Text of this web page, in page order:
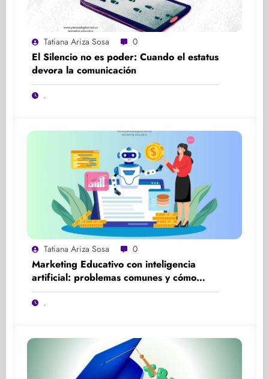
Tatiana Ariza Sosa 0
El Silencio no es poder: Cuando el estatus
devora la comunicación
.
Tatiana Ariza Sosa 0
Marketing Educativo con inteligencia
artificial: problemas comunes y cómo
solucionarlos
.